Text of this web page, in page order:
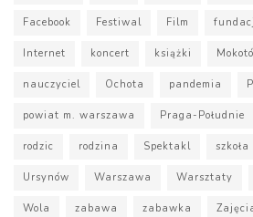
Facebook Festiwal Film
Internet koncert książki
nauczyciel Ochota pandemia
powiat m. warszawa Praga-Południe
rodzic rodzina Spektakl szkoła
Ursynów Warszawa Warsztaty
Wola zabawa zabawka